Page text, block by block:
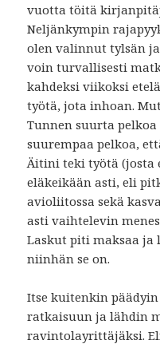
vuotta töitä
Neljänkympin
olen valinnut tylsän
voin turvallisesti
kahdeksi viikoksi
työtä, jota inhoan.
Tunnen suurta
suurempaa pelkoa,
Äitini teki työtä (josta
eläkeikään asti, eli
avioliitossa sekä
asti vaihtelevin
Laskut piti maksaa ja
niinhän se on.
Itse kuitenkin
ratkaisuun ja lähdin
ravintolayrittäjäksi.